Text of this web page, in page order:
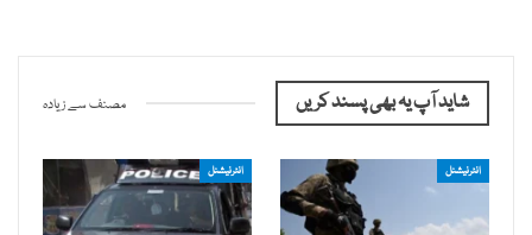
شاید آپ یہ بھی پسند کریں مصنف سے زیادہ
انٹرنیشنل انٹرنیشنل